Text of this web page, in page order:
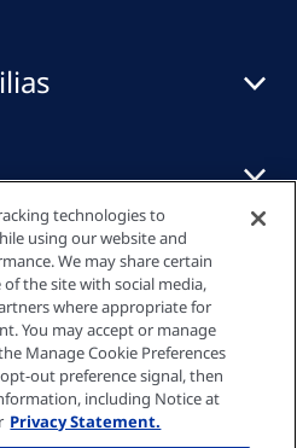
technologies to
using our website and
We may share certain
the site with social media,
where appropriate for
You may accept or manage
Manage Cookie Preferences
out preference signal, then
including Notice at
Privacy Statement.